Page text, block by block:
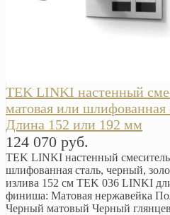
TEK LINKI настенный
матовая или шлифованная
Длина 152 или 192 мм
124 070 руб.
TEK LINKI настенный
шлифованная сталь, черный,
излива 152 см TEK 036 LINKI
финиша: Матовая нержавейка
Черный матовый Черный